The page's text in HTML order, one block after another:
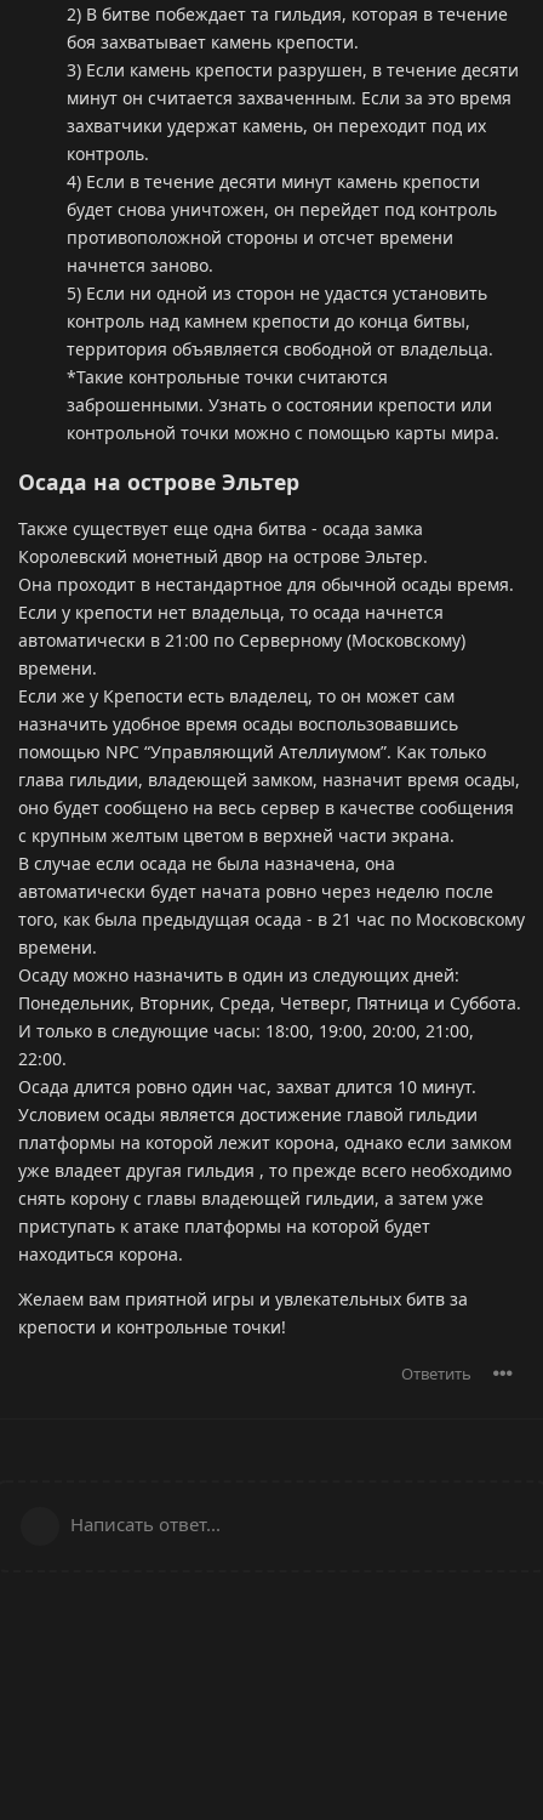
2) В битве побеждает та гильдия, которая в течение
боя захватывает камень крепости.
3) Если камень крепости разрушен, в течение десяти
минут он считается захваченным. Если за это время
захватчики удержат камень, он переходит под их
контроль.
4) Если в течение десяти минут камень крепости
будет снова уничтожен, он перейдет под контроль
противоположной стороны и отсчет времени
начнется заново.
5) Если ни одной из сторон не удастся установить
контроль над камнем крепости до конца битвы,
территория объявляется свободной от владельца.
*Такие контрольные точки считаются
заброшенными. Узнать о состоянии крепости или
контрольной точки можно с помощью карты мира.
Осада на острове Эльтер
Также существует еще одна битва - осада замка
Королевский монетный двор на острове Эльтер.
Она проходит в нестандартное для обычной осады время.
Если у крепости нет владельца, то осада начнется
автоматически в 21:00 по Серверному (Московскому)
времени.
Если же у Крепости есть владелец, то он может сам
назначить удобное время осады воспользовавшись
помощью NPC “Управляющий Ателлиумом”. Как только
глава гильдии, владеющей замком, назначит время осады,
оно будет сообщено на весь сервер в качестве сообщения
с крупным желтым цветом в верхней части экрана.
В случае если осада не была назначена, она
автоматически будет начата ровно через неделю после
того, как была предыдущая осада - в 21 час по Московскому
времени.
Осаду можно назначить в один из следующих дней:
Понедельник, Вторник, Среда, Четверг, Пятница и Суббота.
И только в следующие часы: 18:00, 19:00, 20:00, 21:00,
22:00.
Осада длится ровно один час, захват длится 10 минут.
Условием осады является достижение главой гильдии
платформы на которой лежит корона, однако если замком
уже владеет другая гильдия , то прежде всего необходимо
снять корону с главы владеющей гильдии, а затем уже
приступать к атаке платформы на которой будет
находиться корона.
Желаем вам приятной игры и увлекательных битв за
крепости и контрольные точки!
Ответить
Написать ответ...